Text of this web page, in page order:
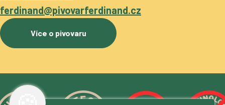
ferdinand@pivovarferdinand.cz
Více o pivovaru